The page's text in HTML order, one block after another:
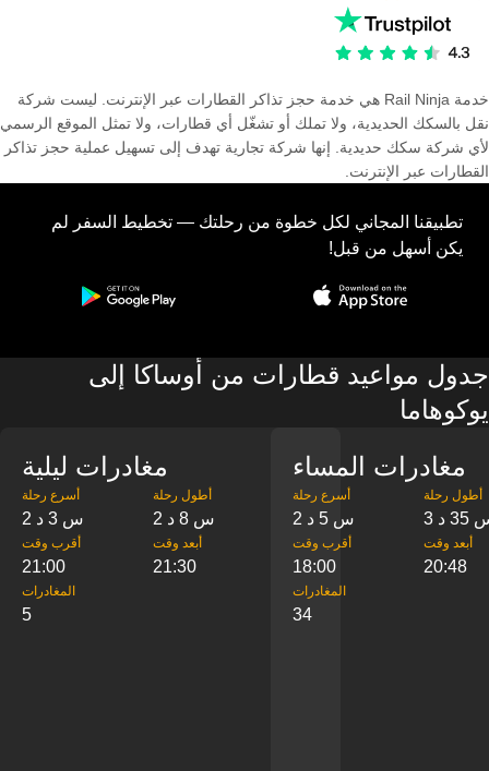
خدمة Rail Ninja هي خدمة حجز تذاكر القطارات عبر الإنترنت. ليست شركة
نقل بالسكك الحديدية، ولا تملك أو تشغّل أي قطارات، ولا تمثل الموقع الرسمي
لأي شركة سكك حديدية. إنها شركة تجارية تهدف إلى تسهيل عملية حجز تذاكر
القطارات عبر الإنترنت.
تطبيقنا المجاني لكل خطوة من رحلتك — تخطيط السفر لم
يكن أسهل من قبل!
جدول مواعيد قطارات من أوساكا إلى
يوكوهاما
مغادرات ليلية
‎أسرع رحلة
2 س 3 د
‎أطول رحلة
2 س 8 د
‎أقرب وقت
21:00
‎أبعد وقت
21:30
‎المغادرات
5
مغادرات المساء
‎أسرع رحلة
2 س 5 د
‎أطول رحلة
35 د
‎أقرب وقت
18:00
‎أبعد وقت
20:48
‎المغادرات
34